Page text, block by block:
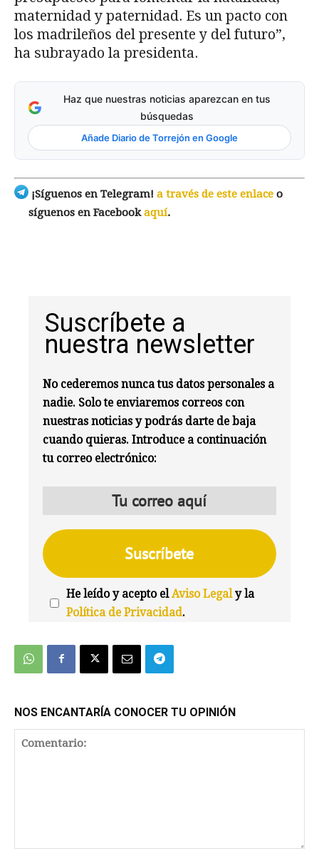
maternidad y paternidad. Es un pacto con
los madrileños del presente y del futuro”,
ha subrayado la presidenta.
Haz que nuestras noticias aparezcan en tus
búsquedas
Añade Diario de Torrejón en Google
¡Síguenos en Telegram! a través de este enlace o
síguenos en Facebookaquí.
Suscríbete a
nuestra newsletter
No cederemos nunca tus datos personales a
nadie. Solo te enviaremos correos con
nuestras noticias y podrás darte de baja
cuando quieras. Introduce a continuación
tu correo electrónico:
He leído y acepto elAviso Legaly la
Política de Privacidad.
NOS ENCANTARÍA CONOCER TU OPINIÓN